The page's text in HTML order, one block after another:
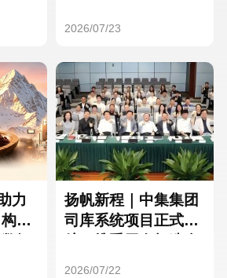
2026/07/23
力
建
扬帆新程｜中集集团
司库系统项目正式启
2026/07/22